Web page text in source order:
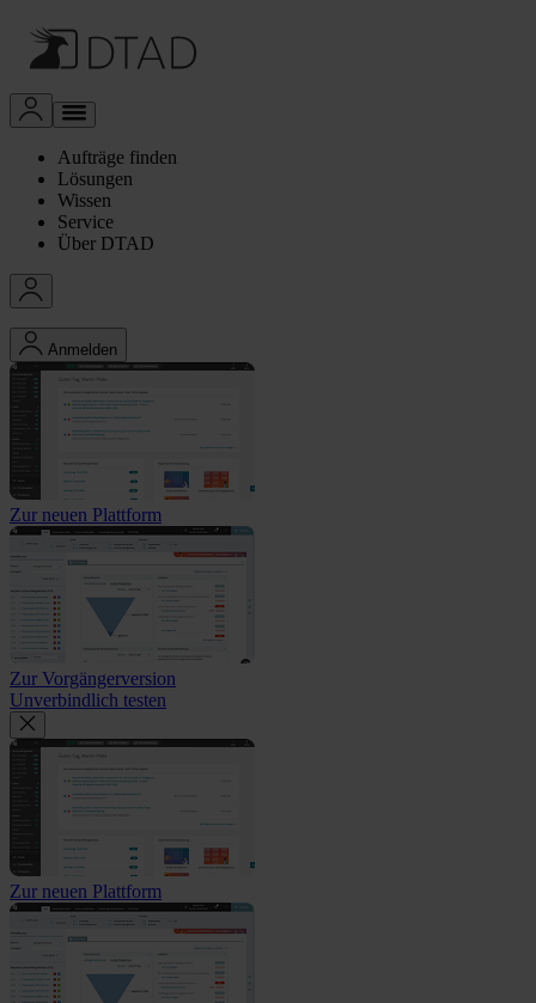
Aufträge finden
Lösungen
Wissen
Service
Über DTAD
Anmelden
Zur neuen Plattform
Zur Vorgängerversion
Unverbindlich testen
Zur neuen Plattform